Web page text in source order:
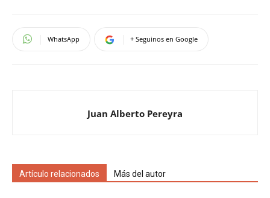
WhatsApp + Seguinos en Google
Juan Alberto Pereyra
Artículo relacionados Más del autor